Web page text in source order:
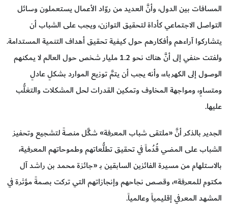
المسافات بين الدول، وأنَّ العديد من روّاد الأعمال يستعملون وسائل
التواصل الاجتماعي كأداة لتحقيق التوازن، ويجب على الشباب أن
يتشاركوا آراءهم وأفكارهم حول كيفية تحقيق أهداف التنمية المستدامة.
ولفتت حنفي إلى أنَّ هناك نحو 1.2 مليار شخص حول العالم لا يمكنهم
الوصول إلى الكهرباء، وأنه يجب أن يتمَّ توزيع الموارد بشكلٍ عادلٍ
ومتساوٍ، ومواجهة المخاوف وتمكين القدرات لحل المشكلات والتغلُّب
عليها.
الجدير بالذكر أنَّ «ملتقى شباب المعرفة» شكَّل منصةً لتشجيع وتحفيز
الشباب على المضي قُدُماً في تحقيق تطلُّعاتهم وطموحاتهم المعرفية،
بالاستلهام من مسيرة الفائزين السابقين بـ «جائزة محمد بن راشد آل
مكتوم للمعرفة»، وقصص نجاحهم وإنجازاتهم التي تركت بصمةً مؤثرة في
المشهد المعرفي إقليمياً وعالمياً.